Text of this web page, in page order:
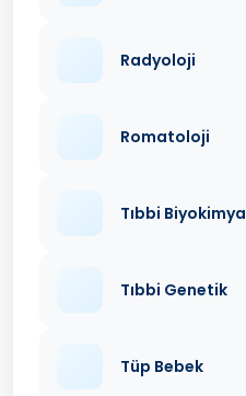
Radyoloji
Romatoloji
Tıbbi Biyokimya
Tıbbi Genetik
Tüp Bebek